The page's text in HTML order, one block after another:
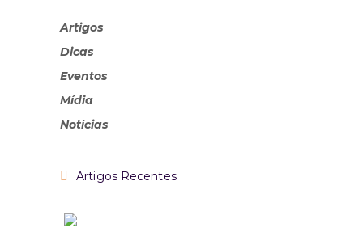
Artigos
Dicas
Eventos
Mídia
Notícias
Artigos Recentes